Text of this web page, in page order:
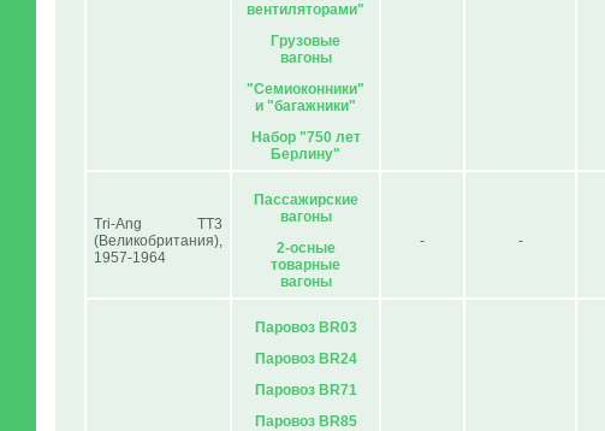
вентиляторами"
Грузовые
вагоны
"Семиоконники"
и "багажники"
Набор "750 лет
Берлину"
Tri-Ang TT3
(Великобритания),
1957-1964
Пассажирские
вагоны
2-осные
товарные
вагоны
- -
Паровоз BR03
Паровоз BR24
Паровоз BR71
Паровоз BR85